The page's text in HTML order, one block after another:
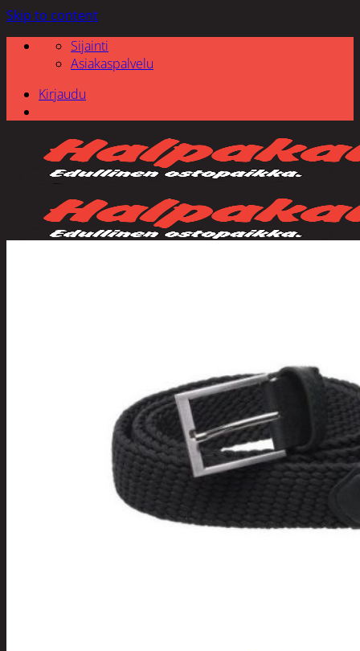
Skip to content
Sijainti
Asiakaspalvelu
Kirjaudu
Poistotuotteet
Kausituotteet
Joulu
Joulu- ja kausivalot
Eläimet ja
tontut
Valoketjut ja